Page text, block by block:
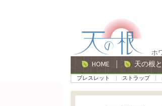
ー
シ
ョ
ン
ン
ツ
へ
ス
ホ
HOME 天の根
ブレスレット ストラップ